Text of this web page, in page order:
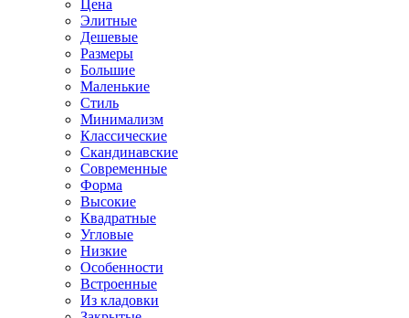
Цена
Элитные
Дешевые
Размеры
Большие
Маленькие
Стиль
Минимализм
Классические
Скандинавские
Современные
Форма
Высокие
Квадратные
Угловые
Низкие
Особенности
Встроенные
Из кладовки